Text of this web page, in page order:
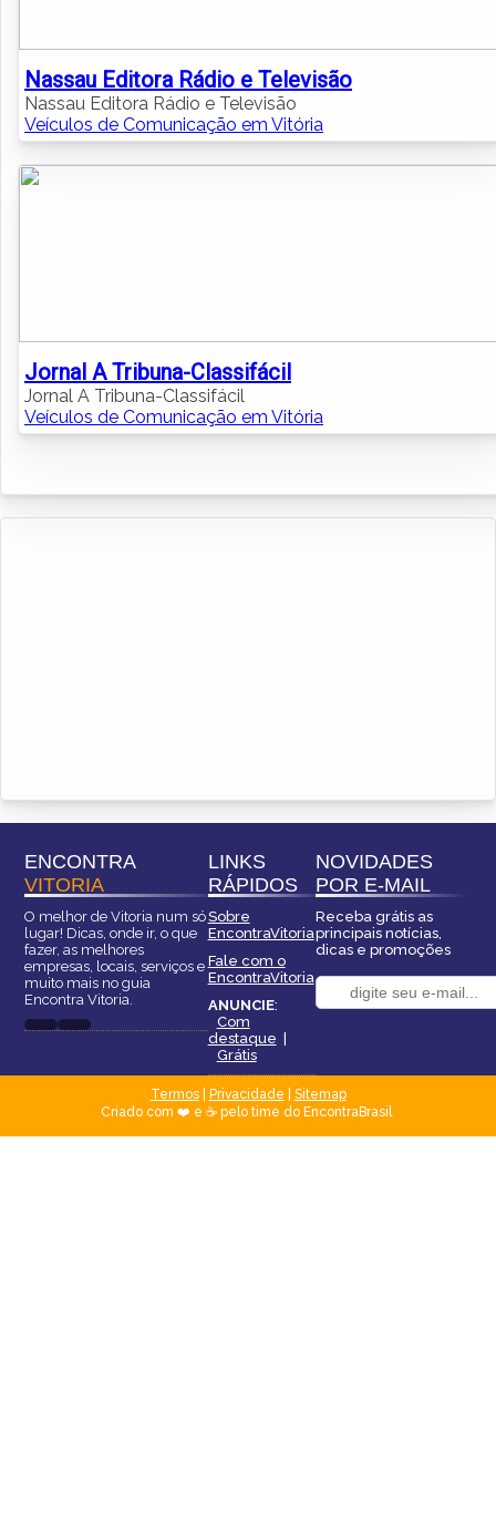
Nassau Editora Rádio e Televisão
Nassau Editora Rádio e Televisão
Veículos de Comunicação em Vitória
Jornal A Tribuna-Classifácil
Jornal A Tribuna-Classifácil
Veículos de Comunicação em Vitória
ENCONTRA
VITORIA
O melhor de Vitoria num só
lugar! Dicas, onde ir, o que
fazer, as melhores
empresas, locais, serviços e
muito mais no guia
Encontra Vitoria.
LINKS
RÁPIDOS
Sobre
EncontraVitoria
Fale com o
EncontraVitoria
ANUNCIE:
Com
destaque |
Grátis
NOVIDADES
POR E-MAIL
Receba grátis as
principais notícias,
dicas e promoções
Termos| Privacidade
Sitemap
Criado com ❤️ e ☕ pelo time do EncontraBrasil